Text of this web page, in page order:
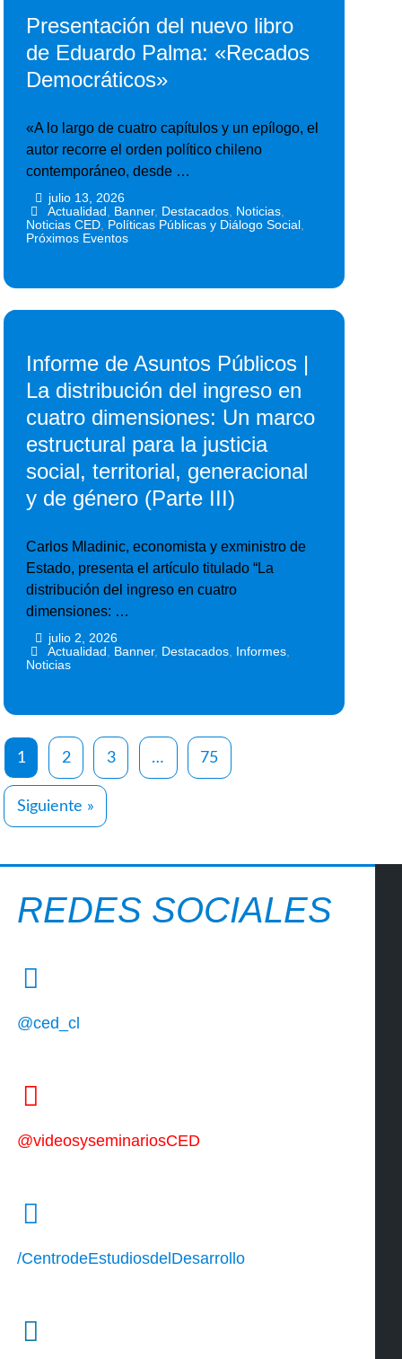
Presentación del nuevo libro
de Eduardo Palma: «Recados
Democráticos»
«A lo largo de cuatro capítulos y un epílogo, el
autor recorre el orden político chileno
contemporáneo, desde …
julio 13, 2026
Actualidad Banner, Destacados, Noticias,
Noticias CED Políticas Públicas y Diálogo Social
Próximos Eventos
Informe de Asuntos Públicos |
La distribución del ingreso en
cuatro dimensiones: Un marco
estructural para la justicia
social, territorial, generacional
y de género (Parte III)
Carlos Mladinic, economista y exministro de
Estado, presenta el artículo titulado “La
distribución del ingreso en cuatro
dimensiones: …
julio 2, 2026
Actualidad Banner, Destacados, Informes,
Noticias
1 2 3 … 75
Siguiente »
REDES SOCIALES
@ced_cl
@videosyseminariosCED
/CentrodeEstudiosdelDesarrollo